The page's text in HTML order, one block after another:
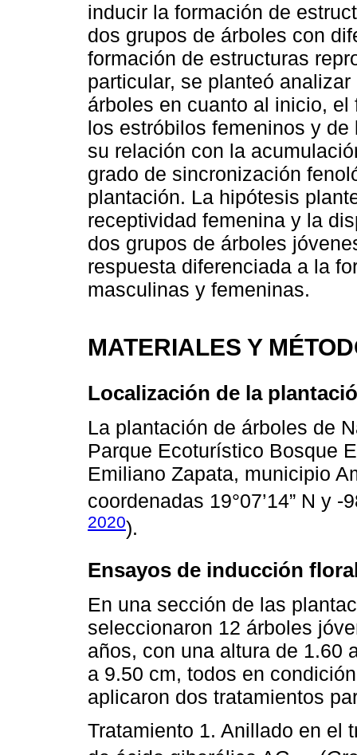
inducir la formación de
dos grupos de árboles con
formación de estructuras
particular, se planteó
árboles en cuanto al inicio,
los estróbilos femeninos y
su relación con la
grado de sincronización
plantación. La hipótesis
receptividad femenina y la
dos grupos de árboles
respuesta diferenciada a la
masculinas y femeninas.
MATERIALES Y
Localización de la
La plantación de árboles de
Parque Ecoturístico Bosque
Emiliano Zapata, municipio
coordenadas 19°07’14” N y -
2020).
Ensayos de inducción
En una sección de las
seleccionaron 12 árboles
años, con una altura de 1.60
a 9.50 cm, todos en
aplicaron dos tratamientos
Tratamiento 1. Anillado en el